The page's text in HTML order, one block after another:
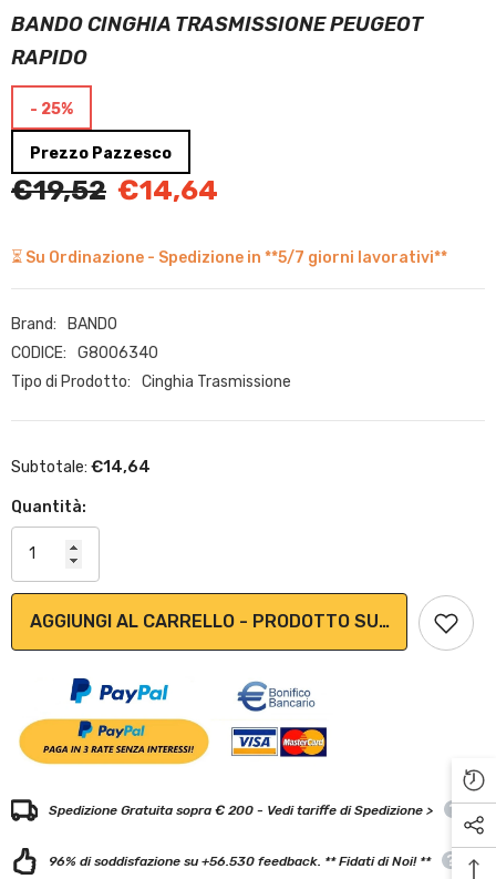
BANDO CINGHIA TRASMISSIONE PEUGEOT
RAPIDO
- 25%
Prezzo Pazzesco
€19,52 €14,64
⏳ Su Ordinazione - Spedizione in **5/7 giorni lavorativi**
Brand:
BANDO
CODICE:
G8006340
Tipo di Prodotto:
Cinghia Trasmissione
Subtotale: €14,64
Quantità:
AGGIUNGI AL CARRELLO - PRODOTTO SU
Spedizione Gratuita sopra € 200 - Vedi tariffe di Spedizione >
96% di soddisfazione su +56.530 feedback. ** Fidati di Noi! **